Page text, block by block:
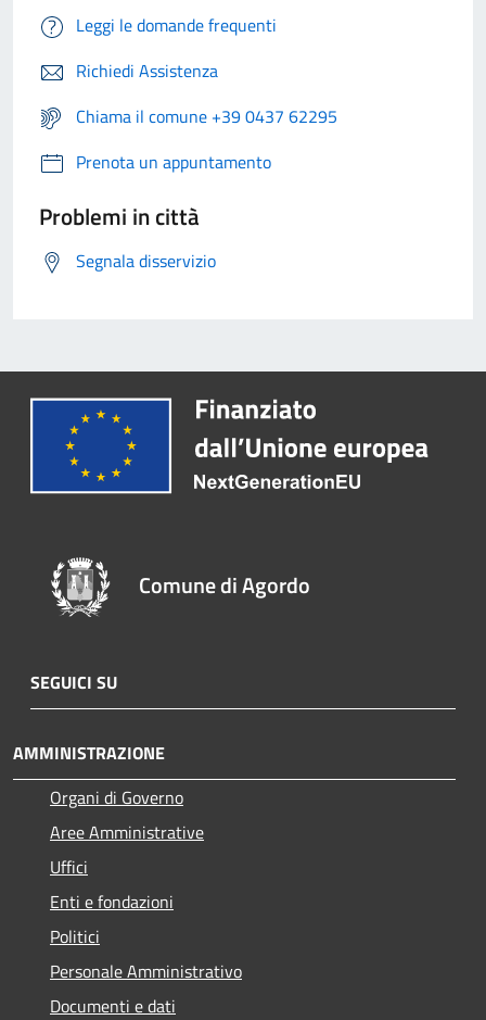
Leggi le domande frequenti
Richiedi Assistenza
Chiama il comune +39 0437 62295
Prenota un appuntamento
Problemi in città
Segnala disservizio
Comune di Agordo
SEGUICI SU
AMMINISTRAZIONE
Organi di Governo
Aree Amministrative
Uffici
Enti e fondazioni
Politici
Personale Amministrativo
Documenti e dati